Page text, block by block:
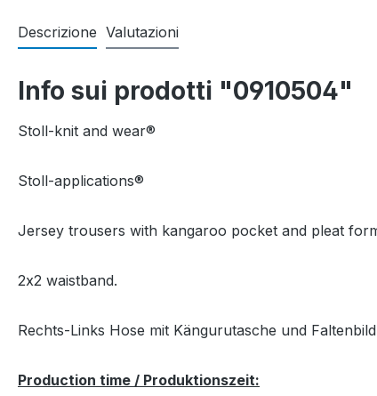
Descrizione Valutazioni
Info sui prodotti "0910504"
Stoll-knit and wear®
Stoll-applications®
Jersey trousers with kangaroo pocket and pleat
2x2 waistband.
Rechts-Links Hose mit Kängurutasche und
Production time / Produktionszeit: